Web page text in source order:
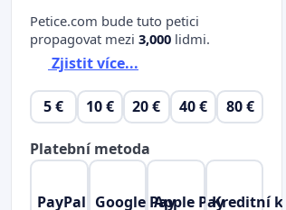
Petice.com bude tuto petici
propagovat mezi 3,000 lidmi.
Zjistit více...
5 € 10 € 20 € 40 € 80 €
Platební metoda
PayPal Google PayApple PayKreditní